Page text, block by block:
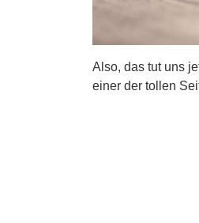
Also, das tut uns
einer der tollen